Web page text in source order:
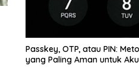
Passkey, OTP, atau PIN:
yang Paling Aman untuk